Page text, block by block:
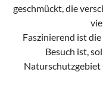
geschmückt, die
Faszinierend ist
Besuch ist,
Naturschutzgebiet